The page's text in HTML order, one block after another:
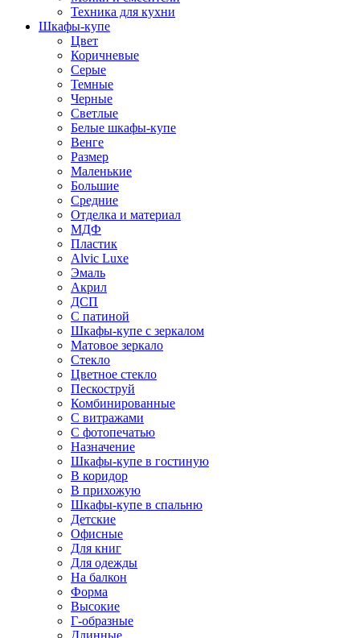
Техника для кухни
Шкафы-купе
Цвет
Коричневые
Серые
Темные
Черные
Светлые
Белые шкафы-купе
Венге
Размер
Маленькие
Большие
Средние
Отделка и материал
МДФ
Пластик
Alvic Luxe
Эмаль
Акрил
ДСП
С патиной
Шкафы-купе с зеркалом
Матовое зеркало
Стекло
Цветное стекло
Пескоструй
Комбинированные
С витражами
С фотопечатью
Назначение
Шкафы-купе в гостиную
В коридор
В прихожую
Шкафы-купе в спальню
Детские
Офисные
Для книг
Для одежды
На балкон
Форма
Высокие
Г-образные
Длинные